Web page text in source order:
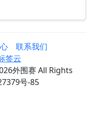
联系我们
签云
外围赛 All Rights
号-85